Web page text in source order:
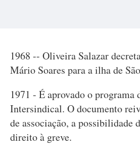
1968 -- Oliveira Salazar
Mário Soares para a ilha de
1971 - É aprovado o programa
Intersindical. O documento
de associação, a possibilidade
direito à greve.